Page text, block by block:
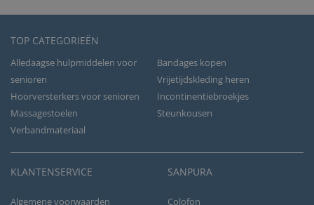
TOP CATEGORIEËN
Alledaagse hulpmiddelen voor
senioren
Bandages kopen
Vrijetijdskleding heren
Hoorversterkers voor senioren
Incontinentiebroekjes
Massagestoelen
Steunkousen
Verbandmateriaal
KLANTENSERVICE
Algemene voorwaarden
SANPURA
Colofon